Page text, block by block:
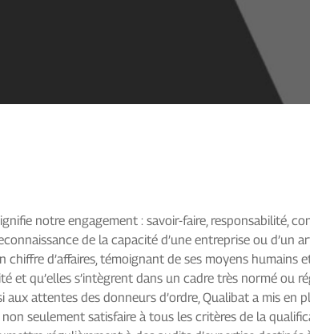
notre engagement : savoir-faire, responsabilité,
de la capacité d’une entreprise ou d’un
d’affaires, témoignant de ses moyens
et qu’elles s’intègrent dans un cadre très normé
aux attentes des donneurs d’ordre, Qualibat a mis en
non seulement satisfaire à tous les critères de la